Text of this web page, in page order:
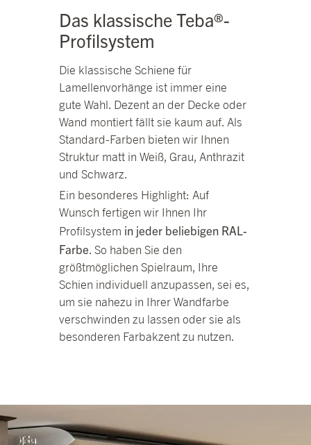
Das klassische Teba®-
Profilsystem
Die klassische Schiene für
Lamellenvorhänge ist immer eine
gute Wahl. Dezent an der Decke oder
Wand montiert fällt sie kaum auf. Als
Standard-Farben bieten wir Ihnen
Struktur matt in Weiß, Grau, Anthrazit
und Schwarz.
Ein besonderes Highlight: Auf
Wunsch fertigen wir Ihnen Ihr
Profilsystem in jeder beliebigen RAL-
Farbe. So haben Sie den
größtmöglichen Spielraum, Ihre
Schien individuell anzupassen, sei es,
um sie nahezu in Ihrer Wandfarbe
verschwinden zu lassen oder sie als
besonderen Farbakzent zu nutzen.